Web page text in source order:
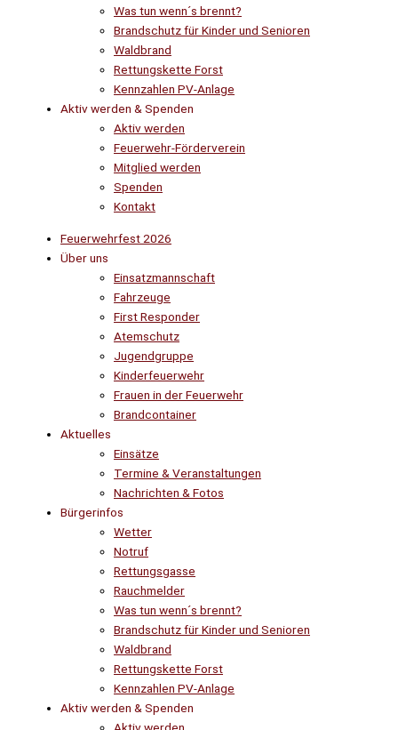
Was tun wenn´s brennt?
Brandschutz für Kinder und Senioren
Waldbrand
Rettungskette Forst
Kennzahlen PV-Anlage
Aktiv werden & Spenden
Aktiv werden
Feuerwehr-Förderverein
Mitglied werden
Spenden
Kontakt
Feuerwehrfest 2026
Über uns
Einsatzmannschaft
Fahrzeuge
First Responder
Atemschutz
Jugendgruppe
Kinderfeuerwehr
Frauen in der Feuerwehr
Brandcontainer
Aktuelles
Einsätze
Termine & Veranstaltungen
Nachrichten & Fotos
Bürgerinfos
Wetter
Notruf
Rettungsgasse
Rauchmelder
Was tun wenn´s brennt?
Brandschutz für Kinder und Senioren
Waldbrand
Rettungskette Forst
Kennzahlen PV-Anlage
Aktiv werden & Spenden